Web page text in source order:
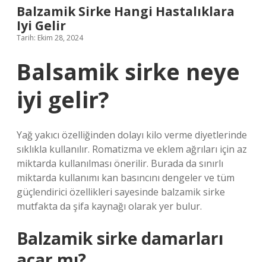
Balzamik Sirke Hangi Hastalıklara
Iyi Gelir
Tarih: Ekim 28, 2024
Balsamik sirke neye
iyi gelir?
Yağ yakıcı özelliğinden dolayı kilo verme diyetlerinde
sıklıkla kullanılır. Romatizma ve eklem ağrıları için az
miktarda kullanılması önerilir. Burada da sınırlı
miktarda kullanımı kan basıncını dengeler ve tüm
güçlendirici özellikleri sayesinde balzamik sirke
mutfakta da şifa kaynağı olarak yer bulur.
Balzamik sirke damarları